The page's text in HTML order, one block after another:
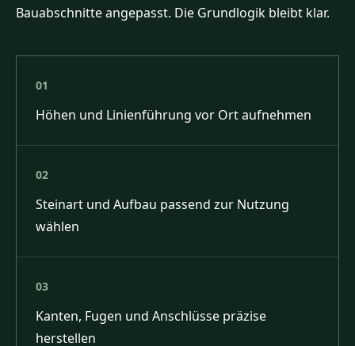
Bauabschnitte angepasst. Die Grundlogik bleibt klar.
01
Höhen und Linienführung vor Ort aufnehmen
02
Steinart und Aufbau passend zur Nutzung
wählen
03
Kanten, Fugen und Anschlüsse präzise
herstellen